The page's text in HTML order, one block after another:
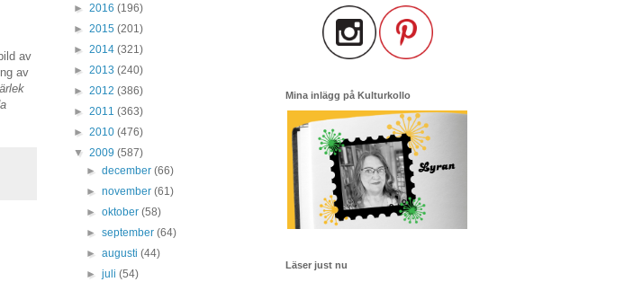
av
av
► 2016 (196)
► 2015 (201)
► 2014 (321)
► 2013 (240)
► 2012 (386)
► 2011 (363)
► 2010 (476)
▼ 2009 (587)
►december(66)
►november(61)
►oktober(58)
►september(64)
►augusti(44)
►juli(54)
Mina inlägg på Kulturkollo
Läser just nu